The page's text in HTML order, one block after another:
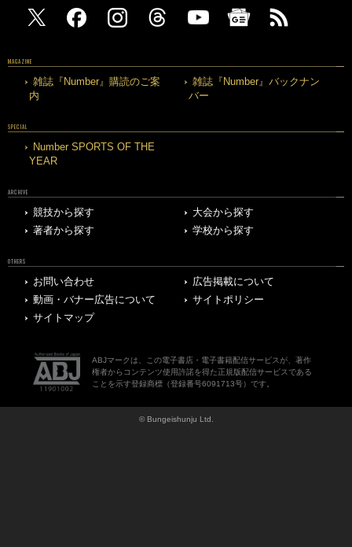
MAGAZINE
雑誌『Number』購読のご案
内
雑誌『Number』バックナン
バー
SPECIAL
Number SPORTS OF THE
YEAR
ARCHIVE
競技から探す
大会から探す
著者から探す
学校から探す
OTHERS
お問い合わせ
広告掲載について
動画・バナー広告について
サイトポリシー
サイトマップ
ABJマークは、この電子書店・電子書籍配信サービスが、著作
権者からコンテンツ使用許諾を得た正規版配信サービスである
ことを示す登録商標（登録番号6091713号）です。
© Bungeishunju Ltd.